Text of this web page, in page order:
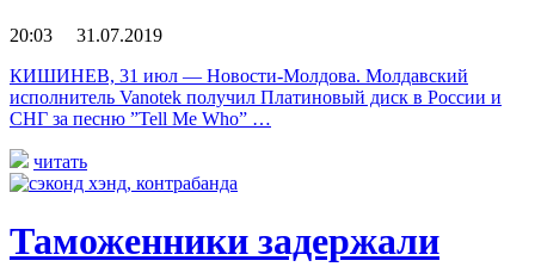
20:03 31.07.2019
КИШИНЕВ, 31 июл — Новости-Молдова. Молдавский
исполнитель Vanotek получил Платиновый диск в России и
СНГ за песню ”Tell Me Who” …
читать
Таможенники задержали